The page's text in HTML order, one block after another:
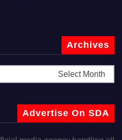
Archives
Advertise On SDA